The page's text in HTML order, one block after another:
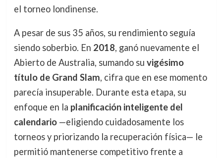
el torneo londinense.
A pesar de sus 35 años, su rendimiento seguía
siendo soberbio. En 2018, ganó nuevamente el
Abierto de Australia, sumando su vigésimo
título de Grand Slam, cifra que en ese momento
parecía insuperable. Durante esta etapa, su
enfoque en la planificación inteligente del
calendario—eligiendo cuidadosamente los
torneos y priorizando la recuperación física— le
permitió mantenerse competitivo frente a